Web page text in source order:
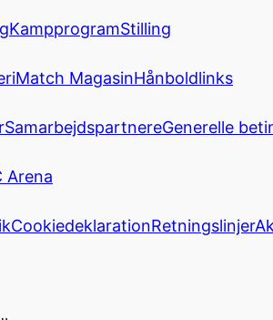
KampprogramStilling
Match MagasinHånboldlinks
SamarbejdspartnereGenerelle
Arena
CookiedeklarationRetningslinjer